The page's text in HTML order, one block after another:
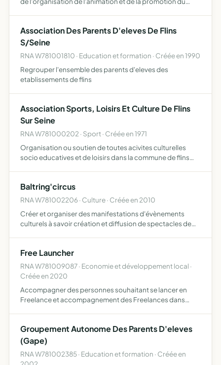
Association Des Parents D'eleves De Flins
S/Seine
RNA W781001810 · Education et formation · Créée en 1990
Regrouper l'ensemble des parents d'eleves des
etablissements de flins
Association Sports, Loisirs Et Culture De Flins
Sur Seine
RNA W781000202 · Sport · Créée en 1971
Organisation ou soutien de toutes acivites culturelles
socio educatives et de loisirs dans la commune de flins
Baltring'circus
RNA W781002206 · Culture · Créée en 2010
Créer et organiser des manifestations d'évènements
culturels à savoir création et diffusion de spectacles de
culturel…
Free Launcher
RNA W781009087 · Economie et développement local ·
Créée en 2020
Accompagner des personnes souhaitant se lancer en
Freelance et accompagnement des Freelances dans
Groupement Autonome Des Parents D'eleves
(Gape)
RNA W781002385 · Education et formation · Créée en